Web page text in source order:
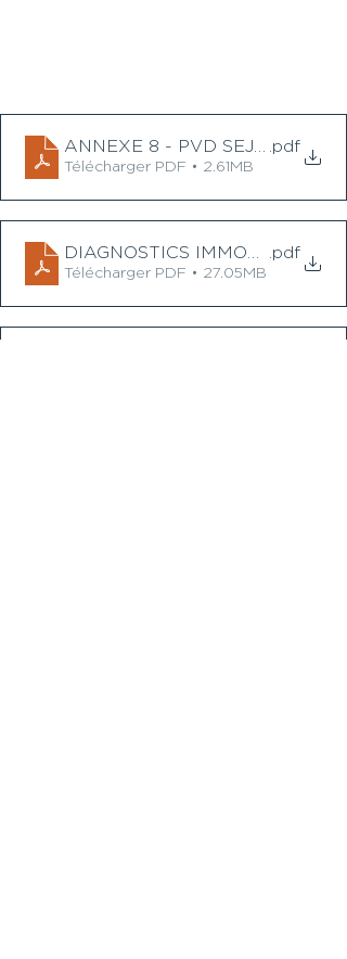
ANNEXE 8 - PVD SEJDINOVIC
.pdf
Télécharger PDF • 2.61MB
DIAGNOSTICS IMMOBILIERS
.pdf
Télécharger PDF • 27.05MB